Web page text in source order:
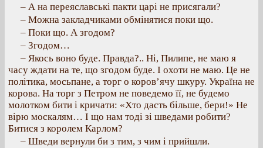
– А на переяславські пакти царі не присягали?
– Можна закладчиками обмінятися поки що.
– Поки що. А згодом?
– Згодом…
– Якось воно буде. Правда?.. Ні, Пилипе, не маю я
часу ждати на те, що згодом буде. І охоти не маю. Це не
політика, мосьпане, а торг о коров’ячу шкуру. Україна не
корова. На торг з Петром не поведемо її, не будемо
молотком бити і кричати: «Хто дасть більше, бери!» Не
вірю москалям… І що нам тоді зі шведами робити?
Битися з королем Карлом?
– Шведи вернули би з тим, з чим і прийшли.